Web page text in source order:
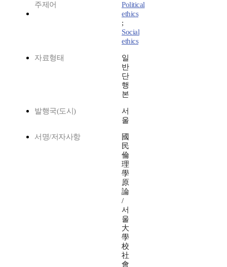
주제어
Political
ethics
;
Social
ethics
자료형태
일
반
단
행
본
발행국(도시)
서
울
서명/저자사항
國
民
倫
理
學
原
論
/
서
울
大
學
校
社
會